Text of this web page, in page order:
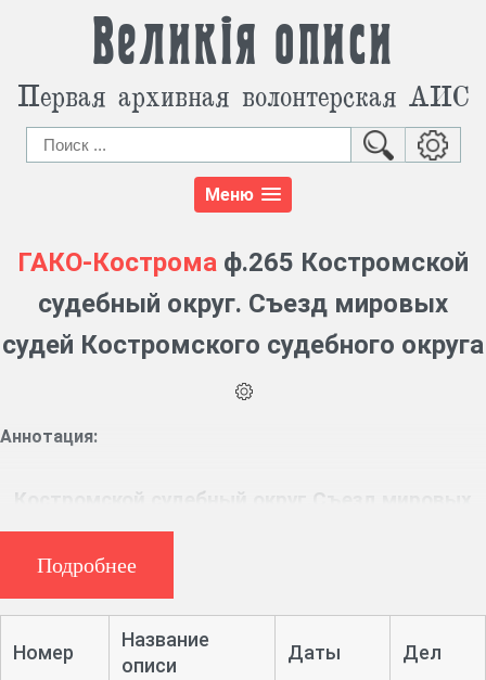
Великія описи
Первая архивная волонтерская АИС
Меню
ГАКО-Кострома ф.265 Костромской
судебный округ. Съезд мировых
судей Костромского судебного округа
Аннотация:
Костромской судебный округ.Съезд мировых
судей Костромского судебного округа
Ф. 265, 8 ед. хр. (1873 – 1887 гг.)
Дело по обвинению содержателей булочных в
антисанитарии.
Подробнее
Номер
Название
описи
Даты Дел